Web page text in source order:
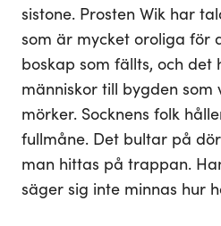
sistone. Prosten Wik har
som är mycket oroliga för
boskap som fällts, och det
människor till bygden
mörker. Socknens folk
fullmåne. Det bultar på
man hittas på trappan.
säger sig inte minnas hur